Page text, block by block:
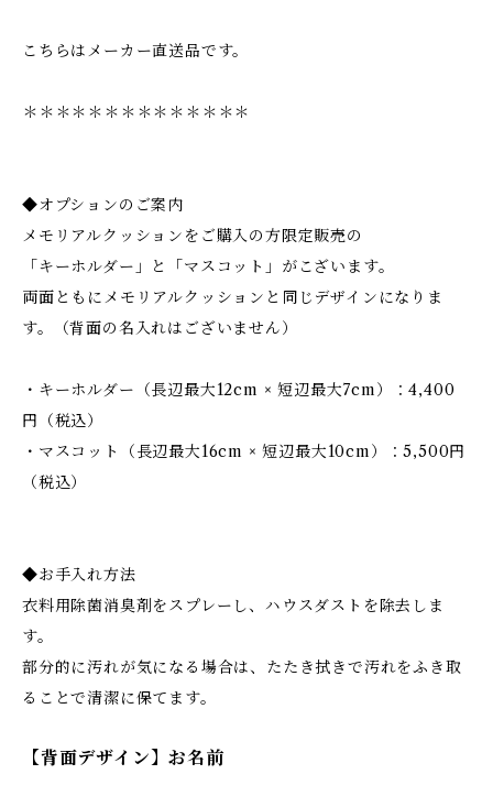
こちらはメーカー直送品です。
＊＊＊＊＊＊＊＊＊＊＊＊＊＊
◆オプションのご案内
メモリアルクッションをご購入の方限定販売の
「キーホルダー」と「マスコット」がこざいます。
両面ともにメモリアルクッションと同じデザインになりま
す。（背面の名入れはございません）
・キーホルダー（長辺最大12cm × 短辺最大7cm）：4,400
円（税込）
・マスコット（長辺最大16cm × 短辺最大10cm）：5,500円
（税込）
◆お手入れ方法
衣料用除菌消臭剤をスプレーし、ハウスダストを除去しま
す。
部分的に汚れが気になる場合は、たたき拭きで汚れをふき取
ることで清潔に保てます。
【背面デザイン】お名前